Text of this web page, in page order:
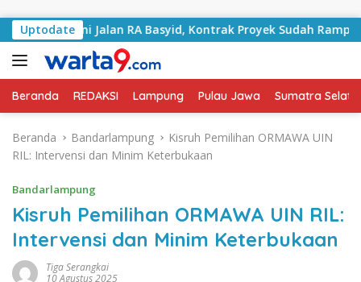
Uptodate
Jalan RA Basyid, Kontrak Proyek Sudah Rampung
Beranda REDAKSI Lampung Pulau Jawa Sumatra
Beranda Bandarlampung
Kisruh Pemilihan ORMAWA UIN
RIL: Intervensi dan Minim Keterbukaan
Bandarlampung
Kisruh Pemilihan ORMAWA UIN RIL:
Intervensi dan Minim Keterbukaan
Tiga Serangkai
10 Agustus 2025